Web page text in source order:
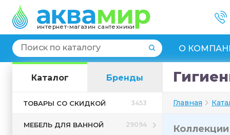
интернет-магазин сантехники
О
Каталог Бренды
ТОВАРЫ СО СКИДКОЙ 3453
МЕБЕЛЬ ДЛЯ ВАННОЙ 29094
Главная
Коллекции